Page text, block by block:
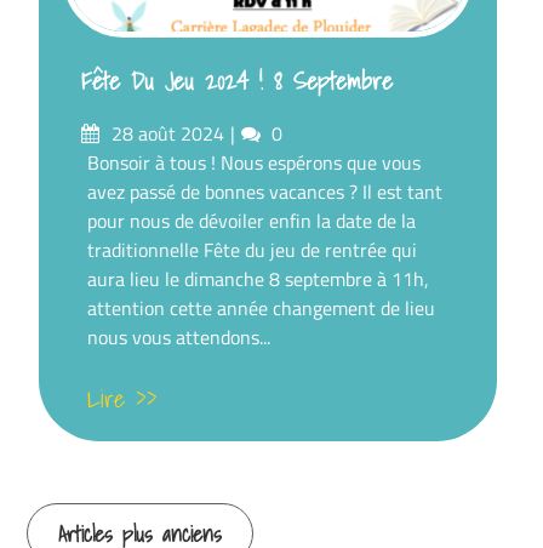
Fête Du Jeu 2024 ! 8 Septembre
Posté
sur
28 août 2024 commentaires
0
Bonsoir à tous ! Nous espérons que vous
avez passé de bonnes vacances ? Il est tant
pour nous de dévoiler enfin la date de la
traditionnelle Fête du jeu de rentrée qui
aura lieu le dimanche 8 septembre à 11h,
attention cette année changement de lieu
nous vous attendons...
Lire >>
Articles plus anciens